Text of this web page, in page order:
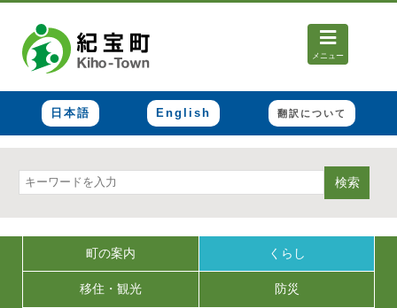
メニュー
日本語 English 翻訳について
検索
町の案内 くらし
移住・観光 防災